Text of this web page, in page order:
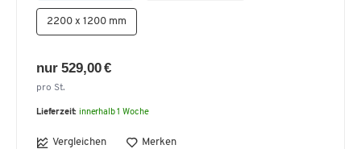
2200 x 1200 mm
nur 529,00 €
pro St.
Lieferzeit: innerhalb 1 Woche
Vergleichen Merken